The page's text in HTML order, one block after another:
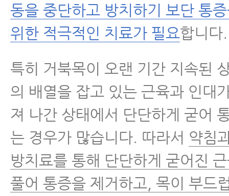
동을 중단하고 방치하기 보단 통
위한 적극적인 치료가 필요합니다.
특히 거북목이 오랜 기간 지속된
의 배열을 잡고 있는 근육과 인대
져 나간 상태에서 단단하게 굳어
는 경우가 많습니다. 따라서 약침
방치료를 통해 단단하게 굳어진
풀어 통증을 제거하고, 목이 부드